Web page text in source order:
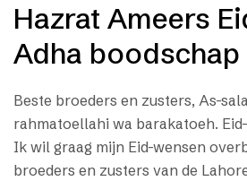
Hazrat Ameers
Adha boodschap
Beste broeders en zusters, As-
rahmatoellahi wa barakatoeh.
Ik wil graag mijn Eid-wensen
broeders en zusters van de